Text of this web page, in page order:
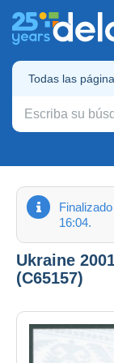
Todas las
16:04.
Ukraine
(C65157)